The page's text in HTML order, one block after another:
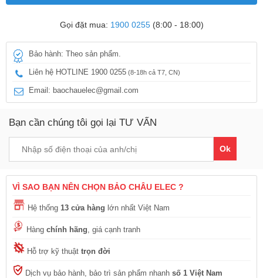
Gọi đặt mua: 1900 0255(8:00 - 18:00)
Bảo hành: Theo sản phẩm.
Liên hệ HOTLINE 1900 0255 (8-18h cả T7, CN)
Email: baochauelec@gmail.com
Bạn cần chúng tôi gọi lại TƯ VẤN
Ok
VÌ SAO BẠN NÊN CHỌN BẢO CHÂU ELEC ?
Hệ thống 13 cửa hàng lớn nhất Việt Nam
Hàng chính hãng, giá cạnh tranh
Hỗ trợ kỹ thuật trọn đời
Dịch vụ bảo hành, bảo trì sản phẩm nhanh số 1 Việt Nam